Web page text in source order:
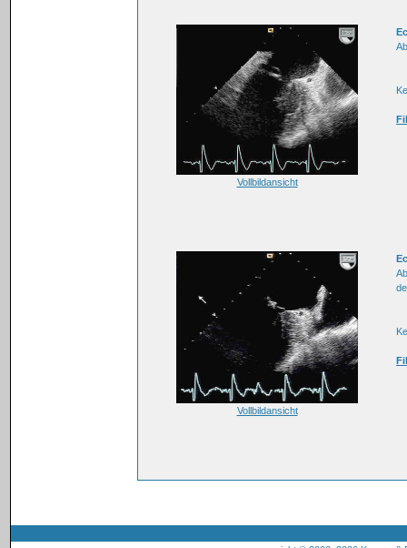
Vollbildansicht
Vollbildansicht